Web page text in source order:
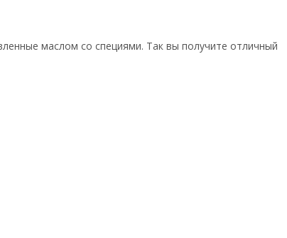
маслом со специями. Так вы получите отличный